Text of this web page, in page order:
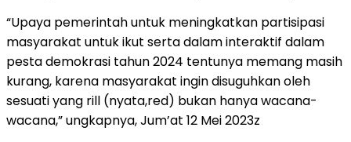
“Upaya pemerintah untuk meningkatkan partisipasi
masyarakat untuk ikut serta dalam interaktif dalam
pesta demokrasi tahun 2024 tentunya memang masih
kurang, karena masyarakat ingin disuguhkan oleh
sesuati yang rill (nyata,red) bukan hanya wacana-
wacana,” ungkapnya, Jum’at 12 Mei 2023z